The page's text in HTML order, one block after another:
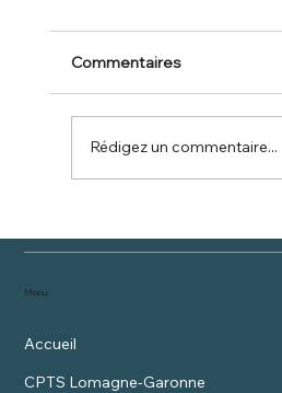
Vaccination HPV
Commentaires
Rédigez un commentaire...
Accueil
CPTS Lomagne-Garonne
Menu